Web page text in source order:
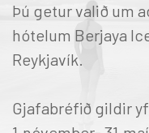
Þú getur valið um
hótelum Berjaya
Reykjavík.
Gjafabréfið gildir